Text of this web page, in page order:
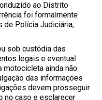
ao Distrito
foi formalmente
de Polícia Judiciária,
sob custódia das
legais e eventual
motocicleta ainda não
das informações
devem prosseguir
no caso e esclarecer